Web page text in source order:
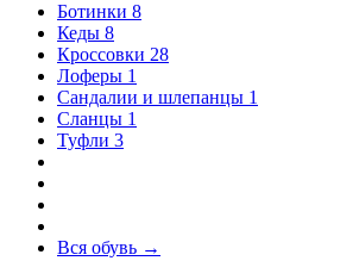
Ботинки 8
Кеды 8
Кроссовки 28
Лоферы 1
Сандалии и шлепанцы 1
Сланцы 1
Туфли 3
Вся обувь →